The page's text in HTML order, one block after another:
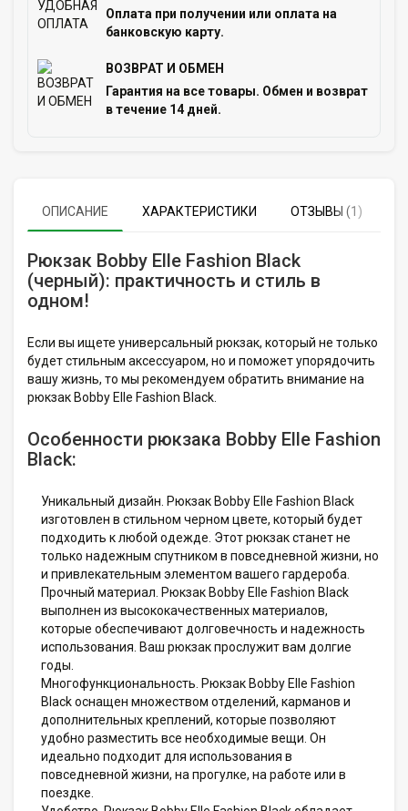
Оплата при получении или оплата на
банковскую карту.
ВОЗВРАТ И ОБМЕН
Гарантия на все товары. Обмен и возврат
в течение 14 дней.
ОПИСАНИЕ ХАРАКТЕРИСТИКИ ОТЗЫВЫ (1)
Рюкзак Bobby Elle Fashion Black
(черный): практичность и стиль в
одном!
Если вы ищете универсальный рюкзак, который не только
будет стильным аксессуаром, но и поможет упорядочить
вашу жизнь, то мы рекомендуем обратить внимание на
рюкзак Bobby Elle Fashion Black.
Особенности рюкзака Bobby Elle Fashion
Black:
Уникальный дизайн. Рюкзак Bobby Elle Fashion Black
изготовлен в стильном черном цвете, который будет
подходить к любой одежде. Этот рюкзак станет не
только надежным спутником в повседневной жизни, но
и привлекательным элементом вашего гардероба.
Прочный материал. Рюкзак Bobby Elle Fashion Black
выполнен из высококачественных материалов,
которые обеспечивают долговечность и надежность
использования. Ваш рюкзак прослужит вам долгие
годы.
Многофункциональность. Рюкзак Bobby Elle Fashion
Black оснащен множеством отделений, карманов и
дополнительных креплений, которые позволяют
удобно разместить все необходимые вещи. Он
идеально подходит для использования в
повседневной жизни, на прогулке, на работе или в
поездке.